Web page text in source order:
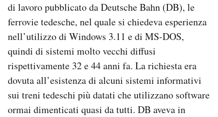
di lavoro pubblicato da Deutsche Bahn (DB), le
ferrovie tedesche, nel quale si chiedeva esperienza
nell’utilizzo di Windows 3.11 e di MS-DOS,
quindi di sistemi molto vecchi diffusi
rispettivamente 32 e 44 anni fa. La richiesta era
dovuta all’esistenza di alcuni sistemi informativi
sui treni tedeschi più datati che utilizzano software
ormai dimenticati quasi da tutti. DB aveva in